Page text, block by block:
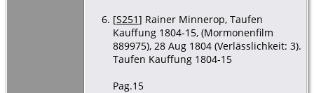
[S251] Rainer Minnerop, Taufen
Kauffung 1804-15, (Mormonenfilm
889975), 28 Aug 1804 (Verlässlichkeit: 3).
Taufen Kauffung 1804-15
Pag.15